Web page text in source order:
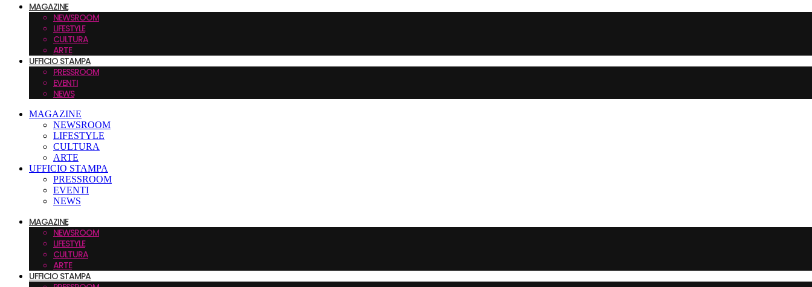
MAGAZINE
NEWSROOM
LIFESTYLE
CULTURA
ARTE
UFFICIO STAMPA
PRESSROOM
EVENTI
NEWS
MAGAZINE
NEWSROOM
LIFESTYLE
CULTURA
ARTE
UFFICIO STAMPA
PRESSROOM
EVENTI
NEWS
MAGAZINE
NEWSROOM
LIFESTYLE
CULTURA
ARTE
UFFICIO STAMPA